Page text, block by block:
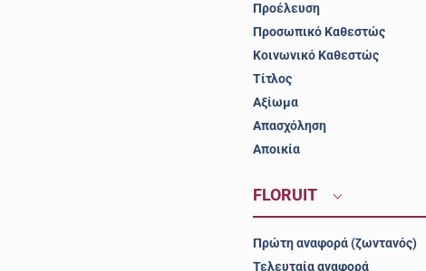
Προέλευση
Προσωπικό Καθεστώς
Κοινωνικό Καθεστώς
Τίτλος
Αξίωμα
Απασχόληση
Αποικία
FLORUIT
Πρώτη αναφορά (ζωντανός)
Τελευταία αναφορά